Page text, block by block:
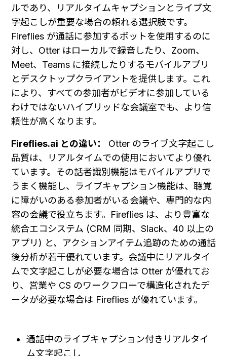
ルであり、リアルタイムキャプションとライブ文
字起こしが重要な場合の頼れる選択肢です。
Fireflies が通話に参加するボットを使用するのに
対し、Otter はローカルで録音したり、Zoom、
Meet、Teams に接続したりするモバイルアプリ
とデスクトップクライアントを提供します。これ
により、すべての参加者がビデオに参加している
わけではないハイブリッドな会議室でも、より信
頼性が高くなります。
Fireflies.ai との違い：
Otter のライブ文字起こし
品質は、リアルタイムでの使用においてより優れ
ています。その話者識別機能はモバイルアプリで
うまく機能し、ライブキャプション機能は、聴覚
に障がいのある参加者がいる会議や、専門的な内
容の会議で役立ちます。Fireflies は、より豊富な
統合エコシステム (CRM 同期、Slack、40 以上の
アプリ) と、アクションアイテム追跡のための通話
後分析が若干優れています。会議中にリアルタイ
ムで文字起こしが必要な場合は Otter が優れてお
り、営業や CS のワークフローで構造化されたデ
ータが必要な場合は Fireflies が優れています。
通話中のライブキャプション付きリアルタイ
ム文字起こし